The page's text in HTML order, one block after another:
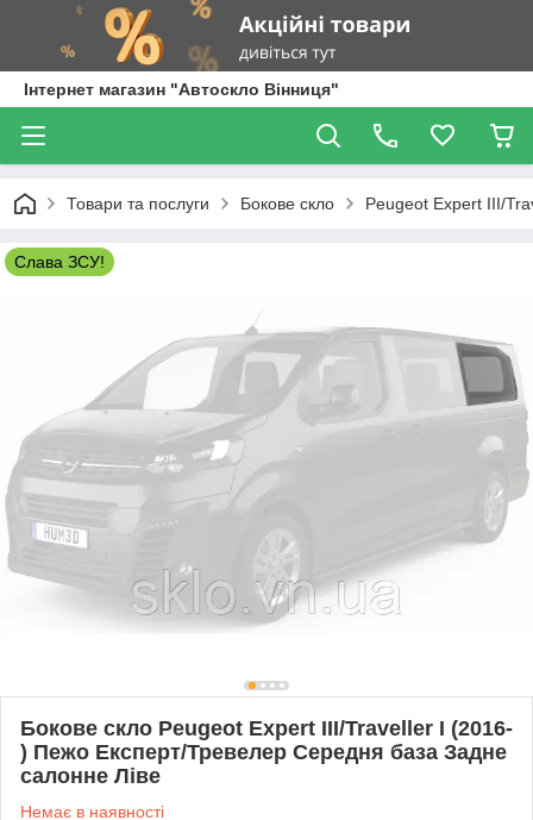
Інтернет магазин "Автоскло Вінниця"
Товари та послуги Бокове скло Peugeot Expert III/
Слава ЗСУ!
Бокове скло Peugeot Expert III/Traveller I (2016-
) Пежо Експерт/Тревелер Середня база Задне
салонне Ліве
Немає в наявності